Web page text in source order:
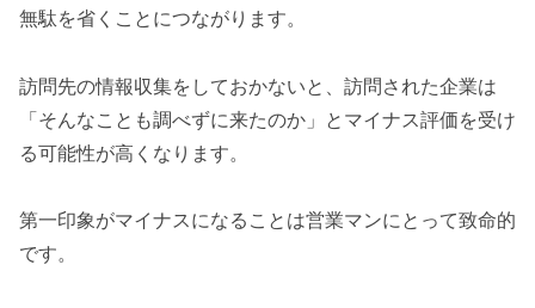
無駄を省くことにつながります。
訪問先の情報収集をしておかないと、訪問された企業は
「そんなことも調べずに来たのか」とマイナス評価を受け
る可能性が高くなります。
第一印象がマイナスになることは営業マンにとって致命的
です。